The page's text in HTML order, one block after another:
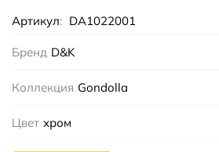
Артикул: DA1022001
Бренд D&K
Коллекция Gondolla
Цвет хром